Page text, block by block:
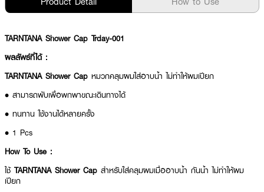
TARNTANA Shower Cap Trday-001
ผลลัพธ์ที่ได้ :
TARNTANA Shower Cap หมวกคลุมผมใส่อาบน้ำ ไม่ทำให้ผมเปียก
• สามารถพับเพื่อพกพาขณะเดินทางได้
• ทนทาน ใช้งานได้หลายครั้ง
• 1 Pcs
How To Use :
ใช้ TARNTANA Shower Cap สำหรับใส่คลุมผมเมื่ออาบน้ำ กันน้ำ ไม่ทำให้ผม
เปียก